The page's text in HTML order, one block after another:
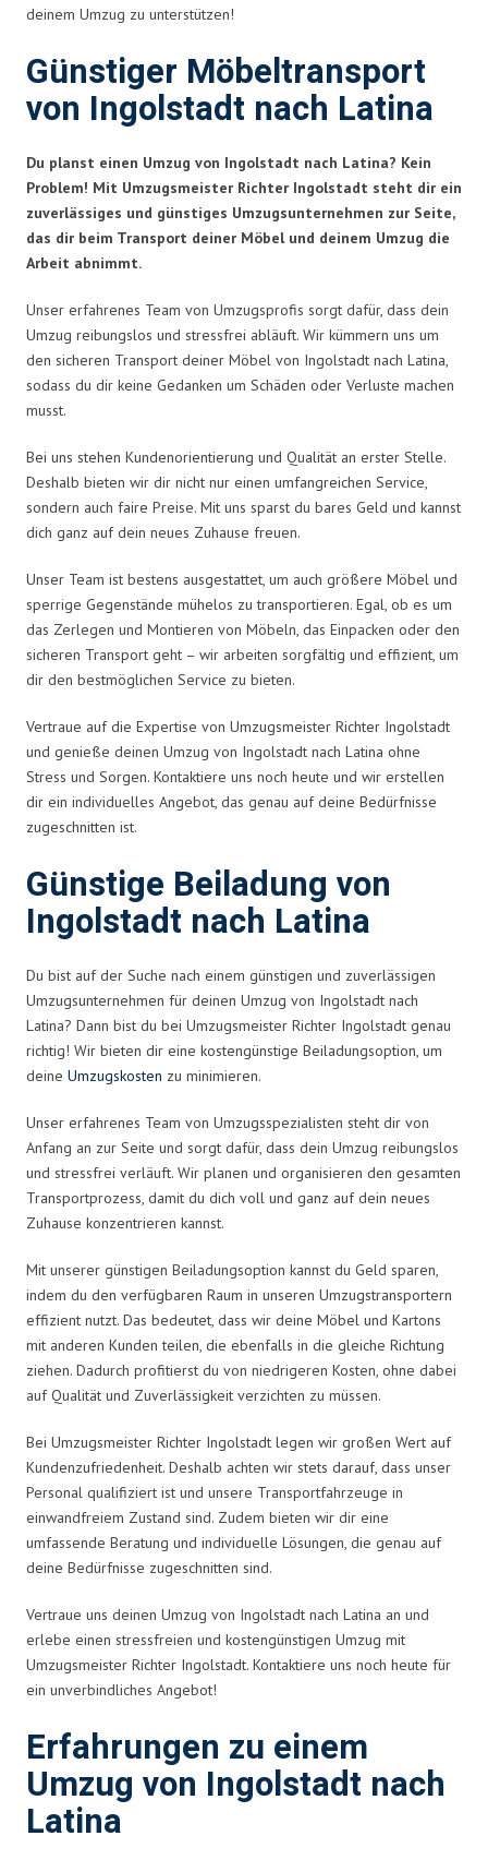
deinem Umzug zu unterstützen!
Günstiger Möbeltransport
von Ingolstadt nach Latina
Du planst einen Umzug von Ingolstadt nach Latina? Kein
Problem! Mit Umzugsmeister Richter Ingolstadt steht dir ein
zuverlässiges und günstiges Umzugsunternehmen zur Seite,
das dir beim Transport deiner Möbel und deinem Umzug die
Arbeit abnimmt.
Unser erfahrenes Team von Umzugsprofis sorgt dafür, dass dein
Umzug reibungslos und stressfrei abläuft. Wir kümmern uns um
den sicheren Transport deiner Möbel von Ingolstadt nach Latina,
sodass du dir keine Gedanken um Schäden oder Verluste machen
musst.
Bei uns stehen Kundenorientierung und Qualität an erster Stelle.
Deshalb bieten wir dir nicht nur einen umfangreichen Service,
sondern auch faire Preise. Mit uns sparst du bares Geld und kannst
dich ganz auf dein neues Zuhause freuen.
Unser Team ist bestens ausgestattet, um auch größere Möbel und
sperrige Gegenstände mühelos zu transportieren. Egal, ob es um
das Zerlegen und Montieren von Möbeln, das Einpacken oder den
sicheren Transport geht – wir arbeiten sorgfältig und effizient, um
dir den bestmöglichen Service zu bieten.
Vertraue auf die Expertise von Umzugsmeister Richter Ingolstadt
und genieße deinen Umzug von Ingolstadt nach Latina ohne
Stress und Sorgen. Kontaktiere uns noch heute und wir erstellen
dir ein individuelles Angebot, das genau auf deine Bedürfnisse
zugeschnitten ist.
Günstige Beiladung von
Ingolstadt nach Latina
Du bist auf der Suche nach einem günstigen und zuverlässigen
Umzugsunternehmen für deinen Umzug von Ingolstadt nach
Latina? Dann bist du bei Umzugsmeister Richter Ingolstadt genau
richtig! Wir bieten dir eine kostengünstige Beiladungsoption, um
deine Umzugskosten zu minimieren.
Unser erfahrenes Team von Umzugsspezialisten steht dir von
Anfang an zur Seite und sorgt dafür, dass dein Umzug reibungslos
und stressfrei verläuft. Wir planen und organisieren den gesamten
Transportprozess, damit du dich voll und ganz auf dein neues
Zuhause konzentrieren kannst.
Mit unserer günstigen Beiladungsoption kannst du Geld sparen,
indem du den verfügbaren Raum in unseren Umzugstransportern
effizient nutzt. Das bedeutet, dass wir deine Möbel und Kartons
mit anderen Kunden teilen, die ebenfalls in die gleiche Richtung
ziehen. Dadurch profitierst du von niedrigeren Kosten, ohne dabei
auf Qualität und Zuverlässigkeit verzichten zu müssen.
Bei Umzugsmeister Richter Ingolstadt legen wir großen Wert auf
Kundenzufriedenheit. Deshalb achten wir stets darauf, dass unser
Personal qualifiziert ist und unsere Transportfahrzeuge in
einwandfreiem Zustand sind. Zudem bieten wir dir eine
umfassende Beratung und individuelle Lösungen, die genau auf
deine Bedürfnisse zugeschnitten sind.
Vertraue uns deinen Umzug von Ingolstadt nach Latina an und
erlebe einen stressfreien und kostengünstigen Umzug mit
Umzugsmeister Richter Ingolstadt. Kontaktiere uns noch heute für
ein unverbindliches Angebot!
Erfahrungen zu einem
Umzug von Ingolstadt nach
Latina